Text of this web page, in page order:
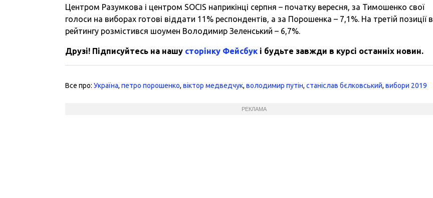
Центром Разумкова і центром SOCIS наприкінці серпня – початку вересня, за Тимошенко свої
голоси на виборах готові віддати 11% респондентів, а за Порошенка – 7,1%. На третій позиції в
рейтингу розмістився шоумен Володимир Зеленський – 6,7%.
Друзі! Підписуйтесь на нашу сторінку Фейсбук і будьте завжди в курсі останніх новин.
Все про:Україна,петро порошенко,віктор медведчук,володимир путін,станіслав бєлковський,вибори 2019
РЕКЛАМА